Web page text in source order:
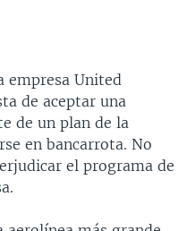
empresa United
de aceptar una
de un plan de la
en bancarrota. No
el programa de